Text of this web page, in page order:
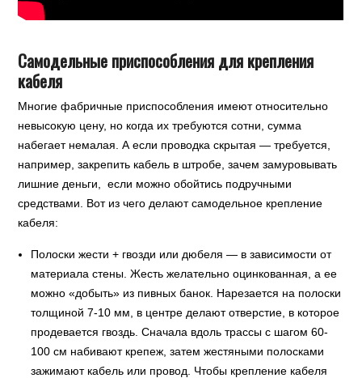
Самодельные приспособления для крепления
кабеля
Многие фабричные приспособления имеют относительно
невысокую цену, но когда их требуются сотни, сумма
набегает немалая. А если проводка скрытая — требуется,
например, закрепить кабель в штробе, зачем замуровывать
лишние деньги, если можно обойтись подручными
средствами. Вот из чего делают самодельное крепление
кабеля:
Полоски жести + гвозди или дюбеля — в зависимости от
материала стены. Жесть желательно оцинкованная, а ее
можно «добыть» из пивных банок. Нарезается на полоски
толщиной 7-10 мм, в центре делают отверстие, в которое
продевается гвоздь. Сначала вдоль трассы с шагом 60-
100 см набивают крепеж, затем жестяными полосками
зажимают кабель или провод. Чтобы крепление кабеля